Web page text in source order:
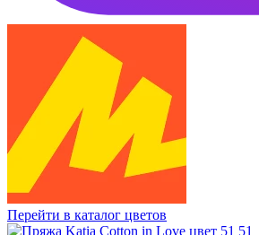
Перейти в каталог цветов
51